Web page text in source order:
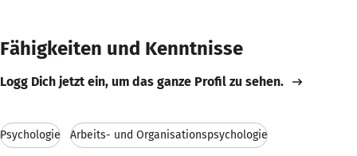
Fähigkeiten und Kenntnisse
Logg Dich jetzt ein, um das ganze Profil zu sehen.
Psychologie Arbeits- und Organisationspsychologie